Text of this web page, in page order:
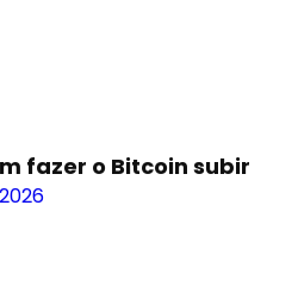
fazer o Bitcoin subir